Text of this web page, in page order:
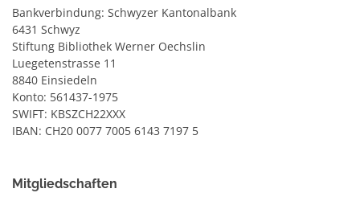
Bankverbindung: Schwyzer Kantonalbank
6431 Schwyz
Stiftung Bibliothek Werner Oechslin
Luegetenstrasse 11
8840 Einsiedeln
Konto: 561437-1975
SWIFT: KBSZCH22XXX
IBAN: CH20 0077 7005 6143 7197 5
Mitgliedschaften